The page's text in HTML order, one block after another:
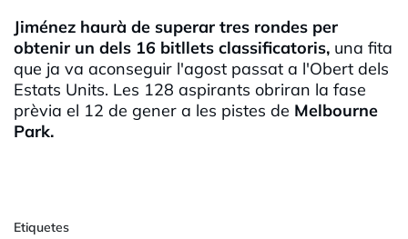
Jiménez haurà de superar tres rondes per
obtenir un dels 16 bitllets classificatoris, una fita
que ja va aconseguir l'agost passat a l'Obert dels
Estats Units. Les 128 aspirants obriran la fase
prèvia el 12 de gener a les pistes de Melbourne
Park.
Etiquetes